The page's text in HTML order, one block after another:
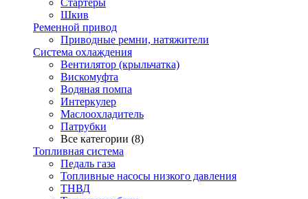
Стартеры
Шкив
Ременной привод
Приводные ремни, натяжители
Система охлаждения
Вентилятор (крыльчатка)
Вискомуфта
Водяная помпа
Интеркулер
Маслоохладитель
Патрубки
Все категории (8)
Топливная система
Педаль газа
Топливные насосы низкого давления
ТНВД